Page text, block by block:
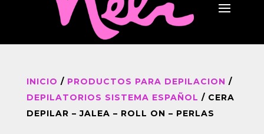
INICIO / PRODUCTOS PARA DEPILACION /
DEPILATORIOS SISTEMA ESPAÑOL / CERA
DEPILAR – JALEA – ROLL ON – PERLAS